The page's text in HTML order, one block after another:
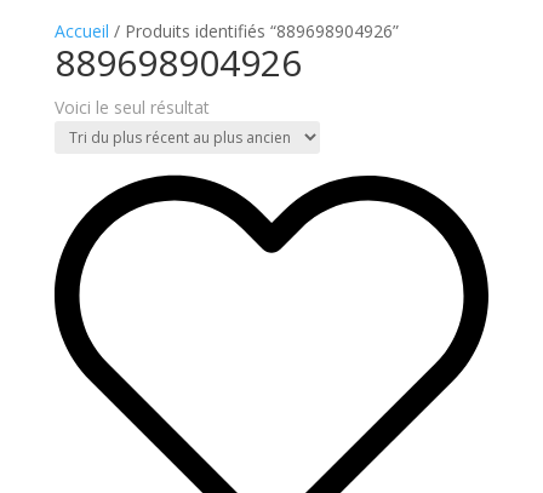
Accueil / Produits identifiés “889698904926”
889698904926
Voici le seul résultat